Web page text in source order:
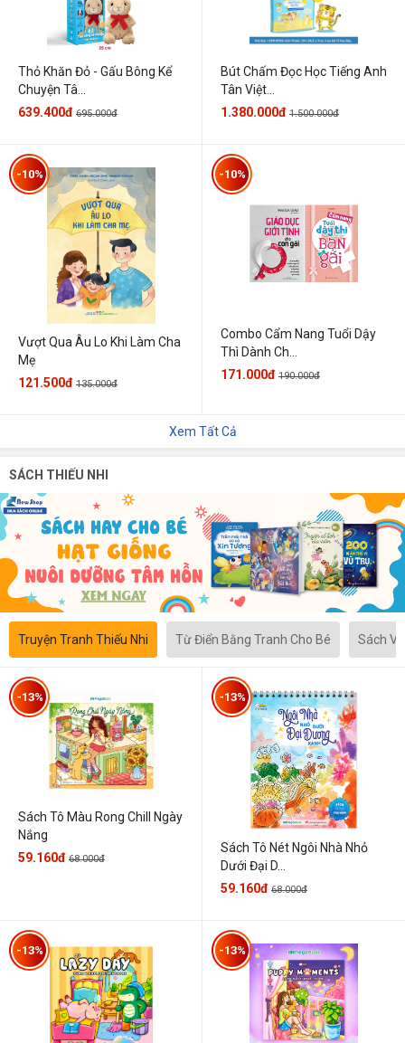
Thỏ Khăn Đỏ - Gấu Bông Kể
Chuyện Tâ...
639.400đ 695.000đ
Bút Chấm Đọc Học Tiếng Anh
Tân Việt...
1.380.000đ 1.500.000đ
Vượt Qua Âu Lo Khi Làm Cha
Mẹ
-10%
121.500đ 135.000đ
Combo Cẩm Nang Tuổi Dậy
Thì Dành Ch...
-10%
171.000đ 190.000đ
Xem Tất Cả
SÁCH THIẾU NHI
Truyện Tranh Thiếu Nhi Từ Điển Bằng Tranh Cho Bé Sách
Sách Tô Màu Rong Chill Ngày
Nắng
-13%
59.160đ 68.000đ
Sách Tô Nét Ngôi Nhà Nhỏ
Dưới Đại D...
-13%
59.160đ 68.000đ
-13% -13%